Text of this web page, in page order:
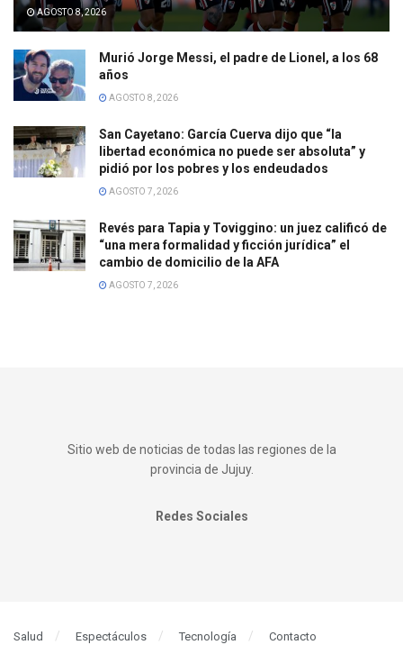
AGOSTO 8, 2026
Murió Jorge Messi, el padre de Lionel, a los 68
años
AGOSTO 8, 2026
San Cayetano: García Cuerva dijo que “la
libertad económica no puede ser absoluta” y
pidió por los pobres y los endeudados
AGOSTO 7, 2026
Revés para Tapia y Toviggino: un juez calificó de
“una mera formalidad y ficción jurídica” el
cambio de domicilio de la AFA
AGOSTO 7, 2026
Sitio web de noticias de todas las regiones de la
provincia de Jujuy.
Redes Sociales
Salud Espectáculos Tecnología Contacto